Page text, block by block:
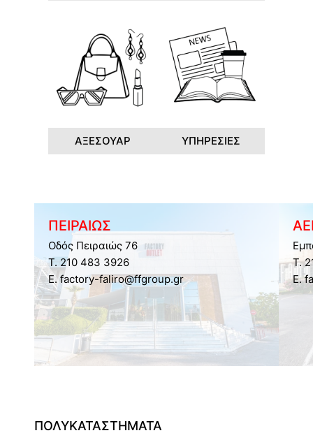
ΑΞΕΣΟΥΑΡ ΥΠΗΡΕΣΙΕΣ
ΠΟΛΥΚΑΤΑΣΤΗΜΑΤΑ
ΠΕΙΡΑΙΩΣ
Οδός Πειραιώς 76
Τ. 210 483 3926
E. factory-faliro@ffgroup.gr
Τ.
E.